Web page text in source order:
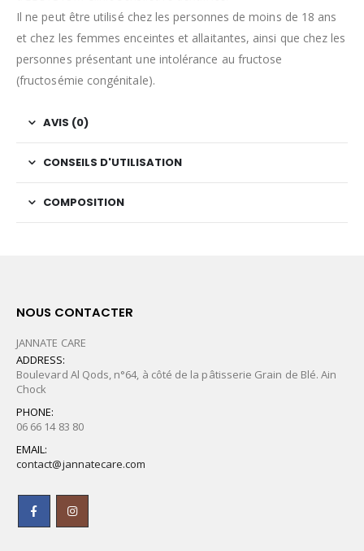
Il ne peut être utilisé chez les personnes de moins de 18 ans
et chez les femmes enceintes et allaitantes, ainsi que chez les
personnes présentant une intolérance au fructose
(fructosémie congénitale).
AVIS (0)
CONSEILS D'UTILISATION
COMPOSITION
NOUS CONTACTER
JANNATE CARE
ADDRESS:
Boulevard Al Qods, n°64, à côté de la pâtisserie Grain de Blé. Ain
Chock
PHONE:
06 66 14 83 80
EMAIL:
contact@jannatecare.com